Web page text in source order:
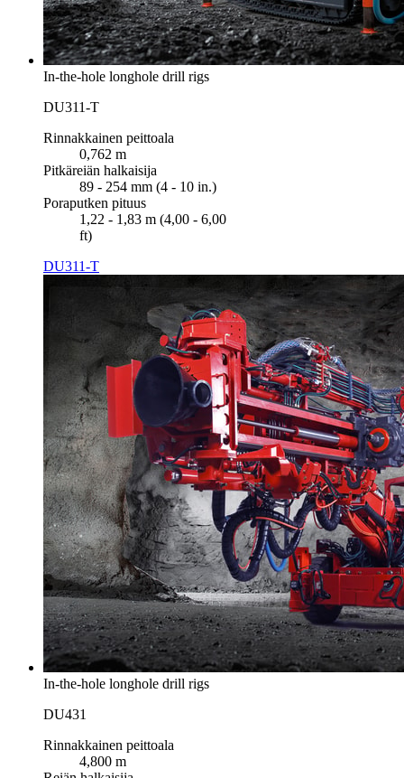
In-the-hole longhole drill rigs
DU311-T
Rinnakkainen peittoala
0,762 m
Pitkäreiän halkaisija
89 - 254 mm (4 - 10 in.)
Poraputken pituus
1,22 - 1,83 m (4,00 - 6,00
ft)
DU311-T
In-the-hole longhole drill rigs
DU431
Rinnakkainen peittoala
4,800 m